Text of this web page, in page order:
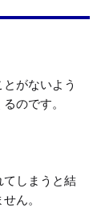
がないよう
のです。
てしまうと結
ん。